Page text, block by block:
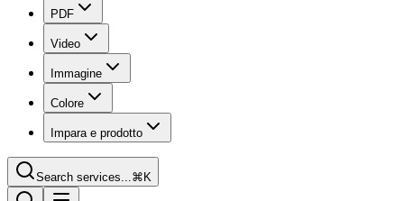
PDF
Video
Immagine
Colore
Impara e prodotto
Search services...⌘K